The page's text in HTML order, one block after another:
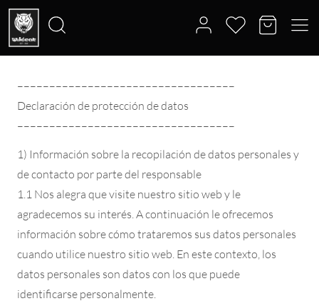
––––––––––––––––––––––––––––––––––
Declaración de protección de datos
––––––––––––––––––––––––––––––––––
1) Información sobre la recopilación de datos personales y
de contacto por parte del responsable
1.1 Nos alegra que visite nuestro sitio web y le
agradecemos su interés. A continuación le ofrecemos
información sobre cómo trataremos sus datos personales
cuando utilice nuestro sitio web. En este contexto, los
datos personales son datos con los que puede
identificarse personalmente.